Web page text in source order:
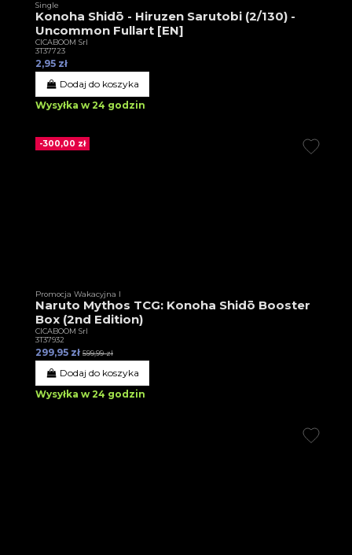
Single
Konoha Shidō - Hiruzen Sarutobi (2/130) -
Uncommon Fullart [EN]
CICABOOM Srl
3T37723
2,95 zł
Dodaj do koszyka
Wysyłka w 24 godzin
-300,00 zł
Promocja Wakacyjna I
Naruto Mythos TCG: Konoha Shidō Booster
Box (2nd Edition)
CICABOOM Srl
3T37932
299,95 zł 599,99 zł
Dodaj do koszyka
Wysyłka w 24 godzin